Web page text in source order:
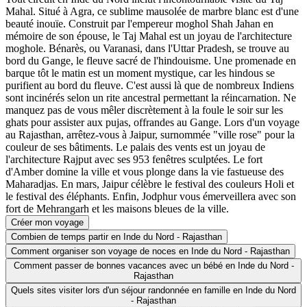
Mahal. Situé à Agra, ce sublime mausolée de marbre blanc est d'une
beauté inouïe. Construit par l'empereur moghol Shah Jahan en
mémoire de son épouse, le Taj Mahal est un joyau de l'architecture
moghole. Bénarès, ou Varanasi, dans l'Uttar Pradesh, se trouve au
bord du Gange, le fleuve sacré de l'hindouisme. Une promenade en
barque tôt le matin est un moment mystique, car les hindous se
purifient au bord du fleuve. C'est aussi là que de nombreux Indiens
sont incinérés selon un rite ancestral permettant la réincarnation. Ne
manquez pas de vous mêler discrètement à la foule le soir sur les
ghats pour assister aux pujas, offrandes au Gange. Lors d'un voyage
au Rajasthan, arrêtez-vous à Jaipur, surnommée "ville rose" pour la
couleur de ses bâtiments. Le palais des vents est un joyau de
l'architecture Rajput avec ses 953 fenêtres sculptées. Le fort
d'Amber domine la ville et vous plonge dans la vie fastueuse des
Maharadjas. En mars, Jaipur célèbre le festival des couleurs Holi et
le festival des éléphants. Enfin, Jodphur vous émerveillera avec son
fort de Mehrangarh et les maisons bleues de la ville.
Créer mon voyage
Combien de temps partir en Inde du Nord - Rajasthan
Comment organiser son voyage de noces en Inde du Nord - Rajasthan
Comment passer de bonnes vacances avec un bébé en Inde du Nord -
Rajasthan
Quels sites visiter lors d'un séjour randonnée en famille en Inde du Nord
- Rajasthan